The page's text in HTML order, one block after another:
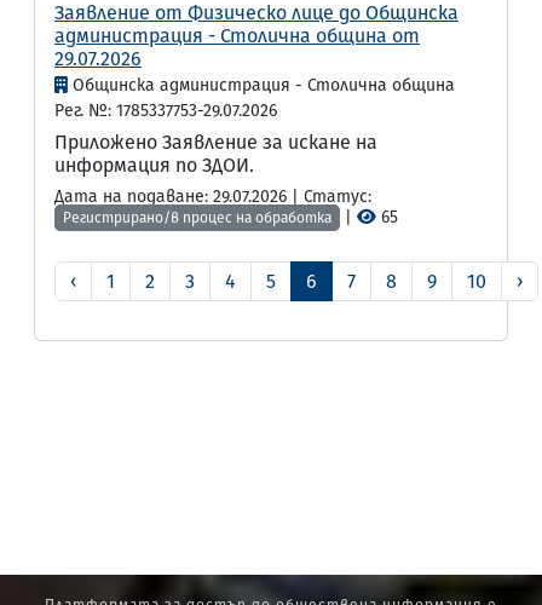
Заявление от Физическо лице до Общинска
администрация - Столична община от
29.07.2026
Общинска администрация - Столична община
Рег. №: 1785337753-29.07.2026
Приложено Заявление за искане на
информация по ЗДОИ.
Дата на подаване: 29.07.2026 | Статус:
Регистрирано/в процес на обработка 65
‹ 1 2 3 4 5 6 7 8 9 10 ›